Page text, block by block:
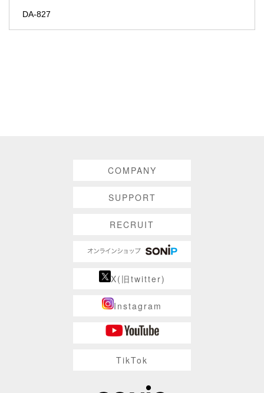
DA-827
COMPANY
SUPPORT
RECRUIT
X(旧twitter)
Instagram
TikTok